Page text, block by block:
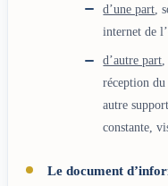
d’une part ,
internet de
d’autre part
réception
autre
constante,
Le document